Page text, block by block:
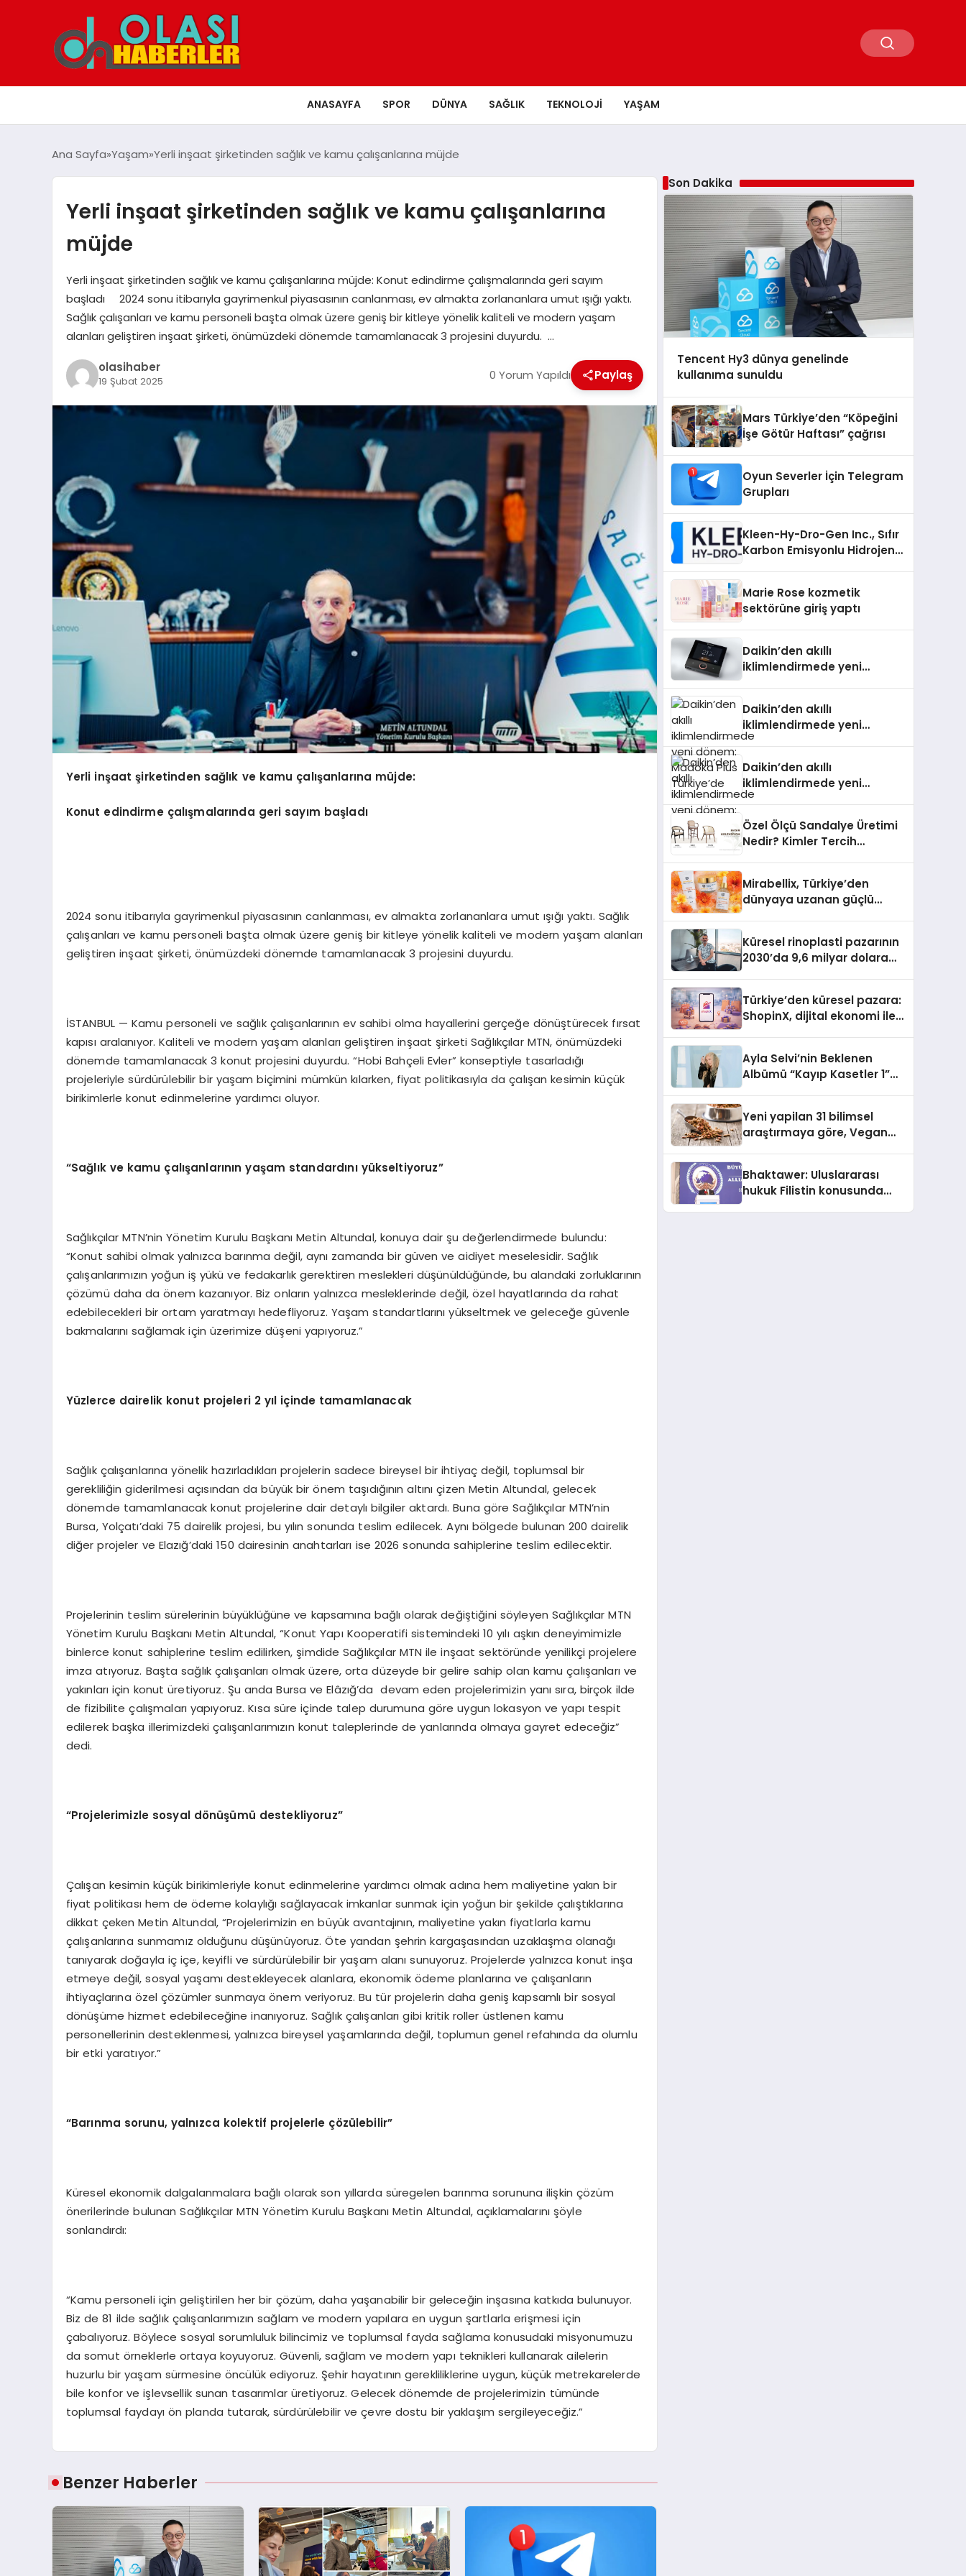
ANASAYFA SPOR DÜNYA SAĞLIK TEKNOLOJI YAŞAM
Ana Sayfa Yaşam Yerli inşaat şirketinden sağlık ve kamu çalışanlarına müjde
Yerli inşaat şirketinden sağlık ve kamu çalışanlarına
müjde
Yerli inşaat şirketinden sağlık ve kamu çalışanlarına müjde: Konut edindirme çalışmalarında geri sayım
başladı 2024 sonu itibarıyla gayrimenkul piyasasının canlanması, ev almakta zorlananlara umut ışığı yaktı.
Sağlık çalışanları ve kamu personeli başta olmak üzere geniş bir kitleye yönelik kaliteli ve modern yaşam
alanları geliştiren inşaat şirketi, önümüzdeki dönemde tamamlanacak 3 projesini duyurdu. …
olasihaber
19 Şubat 2025 0 Yorum Yapıldı Paylaş
Yerli inşaat şirketinden sağlık ve kamu çalışanlarına müjde:
Konut edindirme çalışmalarında geri sayım başladı
2024 sonu itibarıyla gayrimenkul piyasasının canlanması, ev almakta zorlananlara umut ışığı yaktı. Sağlık
çalışanları ve kamu personeli başta olmak üzere geniş bir kitleye yönelik kaliteli ve modern yaşam alanları
geliştiren inşaat şirketi, önümüzdeki dönemde tamamlanacak 3 projesini duyurdu.
İSTANBUL — Kamu personeli ve sağlık çalışanlarının ev sahibi olma hayallerini gerçeğe dönüştürecek fırsat
kapısı aralanıyor. Kaliteli ve modern yaşam alanları geliştiren inşaat şirketi Sağlıkçılar MTN, önümüzdeki
dönemde tamamlanacak 3 konut projesini duyurdu. “Hobi Bahçeli Evler” konseptiyle tasarladığı
projeleriyle sürdürülebilir bir yaşam biçimini mümkün kılarken, fiyat politikasıyla da çalışan kesimin küçük
birikimlerle konut edinmelerine yardımcı oluyor.
“Sağlık ve kamu çalışanlarının yaşam standardını yükseltiyoruz”
Sağlıkçılar MTN’nin Yönetim Kurulu Başkanı Metin Altundal, konuya dair şu değerlendirmede bulundu:
“Konut sahibi olmak yalnızca barınma değil, aynı zamanda bir güven ve aidiyet meselesidir. Sağlık
çalışanlarımızın yoğun iş yükü ve fedakarlık gerektiren meslekleri düşünüldüğünde, bu alandaki zorluklarının
çözümü daha da önem kazanıyor. Biz onların yalnızca mesleklerinde değil, özel hayatlarında da rahat
edebilecekleri bir ortam yaratmayı hedefliyoruz. Yaşam standartlarını yükseltmek ve geleceğe güvenle
bakmalarını sağlamak için üzerimize düşeni yapıyoruz.”
Yüzlerce dairelik konut projeleri 2 yıl içinde tamamlanacak
Sağlık çalışanlarına yönelik hazırladıkları projelerin sadece bireysel bir ihtiyaç değil, toplumsal bir
gerekliliğin giderilmesi açısından da büyük bir önem taşıdığının altını çizen Metin Altundal, gelecek
dönemde tamamlanacak konut projelerine dair detaylı bilgiler aktardı. Buna göre Sağlıkçılar MTN’nin
Bursa, Yolçatı’daki 75 dairelik projesi, bu yılın sonunda teslim edilecek. Aynı bölgede bulunan 200 dairelik
diğer projeler ve Elazığ’daki 150 dairesinin anahtarları ise 2026 sonunda sahiplerine teslim edilecektir.
Projelerinin teslim sürelerinin büyüklüğüne ve kapsamına bağlı olarak değiştiğini söyleyen Sağlıkçılar MTN
Yönetim Kurulu Başkanı Metin Altundal, “Konut Yapı Kooperatifi sistemindeki 10 yılı aşkın deneyimimizle
binlerce konut sahiplerine teslim edilirken, şimdide Sağlıkçılar MTN ile inşaat sektöründe yenilikçi projelere
imza atıyoruz. Başta sağlık çalışanları olmak üzere, orta düzeyde bir gelire sahip olan kamu çalışanları ve
yakınları için konut üretiyoruz. Şu anda Bursa ve Elâzığ’da devam eden projelerimizin yanı sıra, birçok ilde
de fizibilite çalışmaları yapıyoruz. Kısa süre içinde talep durumuna göre uygun lokasyon ve yapı tespit
edilerek başka illerimizdeki çalışanlarımızın konut taleplerinde de yanlarında olmaya gayret edeceğiz”
dedi.
“Projelerimizle sosyal dönüşümü destekliyoruz”
Çalışan kesimin küçük birikimleriyle konut edinmelerine yardımcı olmak adına hem maliyetine yakın bir
fiyat politikası hem de ödeme kolaylığı sağlayacak imkanlar sunmak için yoğun bir şekilde çalıştıklarına
dikkat çeken Metin Altundal, “Projelerimizin en büyük avantajının, maliyetine yakın fiyatlarla kamu
çalışanlarına sunmamız olduğunu düşünüyoruz. Öte yandan şehrin kargaşasından uzaklaşma olanağı
tanıyarak doğayla iç içe, keyifli ve sürdürülebilir bir yaşam alanı sunuyoruz. Projelerde yalnızca konut inşa
etmeye değil, sosyal yaşamı destekleyecek alanlara, ekonomik ödeme planlarına ve çalışanların
ihtiyaçlarına özel çözümler sunmaya önem veriyoruz. Bu tür projelerin daha geniş kapsamlı bir sosyal
dönüşüme hizmet edebileceğine inanıyoruz. Sağlık çalışanları gibi kritik roller üstlenen kamu
personellerinin desteklenmesi, yalnızca bireysel yaşamlarında değil, toplumun genel refahında da olumlu
bir etki yaratıyor.”
“Barınma sorunu, yalnızca kolektif projelerle çözülebilir”
Küresel ekonomik dalgalanmalara bağlı olarak son yıllarda süregelen barınma sorununa ilişkin çözüm
önerilerinde bulunan Sağlıkçılar MTN Yönetim Kurulu Başkanı Metin Altundal, açıklamalarını şöyle
sonlandırdı:
“Kamu personeli için geliştirilen her bir çözüm, daha yaşanabilir bir geleceğin inşasına katkıda bulunuyor.
Biz de 81 ilde sağlık çalışanlarımızın sağlam ve modern yapılara en uygun şartlarla erişmesi için
çabalıyoruz. Böylece sosyal sorumluluk bilincimiz ve toplumsal fayda sağlama konusudaki misyonumuzu
da somut örneklerle ortaya koyuyoruz. Güvenli, sağlam ve modern yapı teknikleri kullanarak ailelerin
huzurlu bir yaşam sürmesine öncülük ediyoruz. Şehir hayatının gerekliliklerine uygun, küçük metrekarelerde
bile konfor ve işlevsellik sunan tasarımlar üretiyoruz. Gelecek dönemde de projelerimizin tümünde
toplumsal faydayı ön planda tutarak, sürdürülebilir ve çevre dostu bir yaklaşım sergileyeceğiz.”
Benzer Haberler
Son Dakika
Tencent Hy3 dünya genelinde
kullanıma sunuldu
Mars Türkiye’den “Köpeğini
İşe Götür Haftası” çağrısı
Oyun Severler İçin Telegram
Grupları
Kleen-Hy-Dro-Gen Inc., Sıfır
Karbon Emisyonlu Hidrojen
Aldı
Marie Rose kozmetik
sektörüne giriş yaptı
Daikin’den akıllı
iklimlendirmede yeni
Daikin’den akıllı
iklimlendirmede yeni
dönem: Madoka Plus
Daikin’den akıllı
iklimlendirmede yeni
dönem: Madoka Plus
Özel Ölçü Sandalye Üretimi
Nedir? Kimler Tercih
Mirabellix, Türkiye’den
dünyaya uzanan güçlü
Küresel rinoplasti pazarının
2030’da 9,6 milyar dolara
Türkiye’den küresel pazara:
ShopinX, dijital ekonomi ile
Ayla Selvi’nin Beklenen
Albümü “Kayıp Kasetler 1”
Yeni yapilan 31 bilimsel
araştırmaya göre, Vegan
Sindirildiğini Ortaya Koydu
Bhaktawer: Uluslararası
hukuk Filistin konusunda